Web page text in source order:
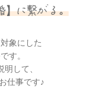
】に繋がる。
象にした
す。
して、
仕事です♪